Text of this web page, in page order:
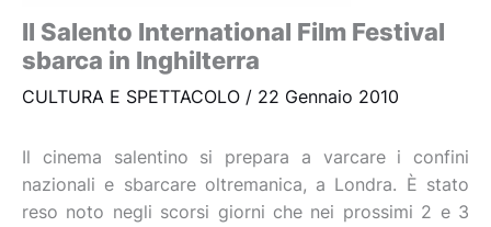
Il Salento International Film Festival
sbarca in Inghilterra
CULTURA E SPETTACOLO / 22 Gennaio 2010
Il cinema salentino si prepara a varcare i confini
nazionali e sbarcare oltremanica, a Londra. È stato
reso noto negli scorsi giorni che nei prossimi 2 e 3